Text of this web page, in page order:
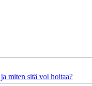
miten sitä voi hoitaa?